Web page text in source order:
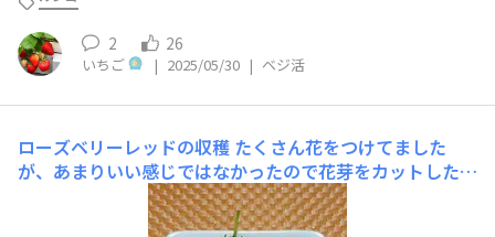
2 26
いちご | 2025/05/30 | ベジ活
ローズベリーレッドの収穫 たくさん花をつけてました
が、あまりいい感じではなかったので花芽をカットしたり
しながら、ようやく収穫です🤗反対側は色々ダメみたい💦
こんなのも含めて、勉強📚になりました😊